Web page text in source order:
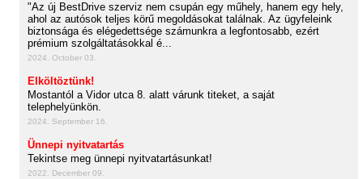
"Az új BestDrive szerviz nem csupán egy műhely, hanem egy hely,
ahol az autósok teljes körű megoldásokat találnak. Az ügyfeleink
biztonsága és elégedettsége számunkra a legfontosabb, ezért
prémium szolgáltatásokkal é...
2024. October 03.
Elköltöztünk!
Mostantól a Vidor utca 8. alatt várunk titeket, a saját
telephelyünkön.
2024. September 16.
Ünnepi nyitvatartás
Tekintse meg ünnepi nyitvatartásunkat!
2022. December 09.